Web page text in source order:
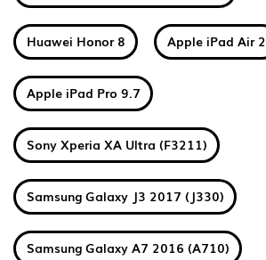
Huawei Honor 8 Apple iPad Air 2
Apple iPad Pro 9.7
Sony Xperia XA Ultra (F3211)
Samsung Galaxy J3 2017 (J330)
Samsung Galaxy A7 2016 (A710)